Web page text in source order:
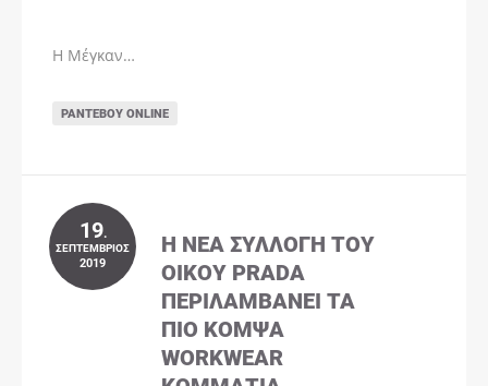
Η Μέγκαν…
ΡΑΝΤΕΒΟΎ ONLINE
19.
ΣΕΠΤΈΜΒΡΙΟΣ
2019
Η ΝΈΑ ΣΥΛΛΟΓΉ ΤΟΥ
ΟΊΚΟΥ PRADA
ΠΕΡΙΛΑΜΒΆΝΕΙ ΤΑ
ΠΙΟ ΚΟΜΨΆ
WORKWEAR